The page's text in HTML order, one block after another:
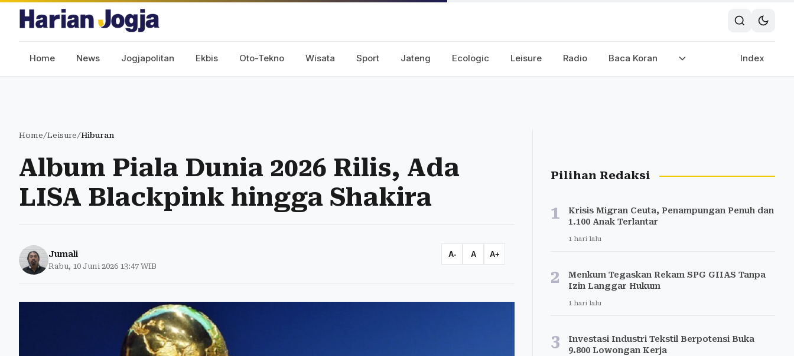
Home News Jogjapolitan Ekbis Oto-Tekno Wisata Sport Jateng Ecologic Leisure Radio Baca Koran Index
Home/Leisure/Hiburan
Album Piala Dunia 2026 Rilis, Ada
LISA Blackpink hingga Shakira
Jumali
Rabu, 10 Juni 2026 13:47 WIB
A- A A+
Pilihan Redaksi
1
Krisis Migran Ceuta, Penampungan Penuh dan
1.100 Anak Terlantar
1 hari lalu
2
Menkum Tegaskan Rekam SPG GIIAS Tanpa
Izin Langgar Hukum
1 hari lalu
3
Investasi Industri Tekstil Berpotensi Buka
9.800 Lowongan Kerja